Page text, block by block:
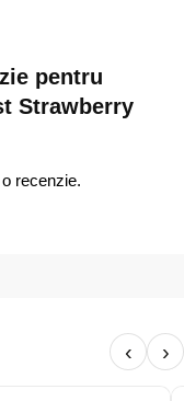
pentru
Strawberry
recenzie.
‹ ›